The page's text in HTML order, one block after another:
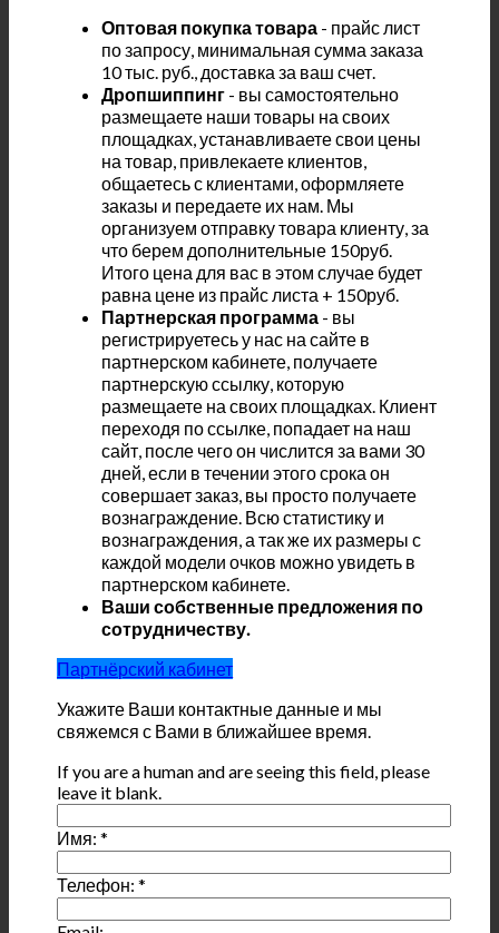
Оптовая покупка товара - прайс лист
по запросу, минимальная сумма заказа
10 тыс. руб., доставка за ваш счет.
Дропшиппинг - вы самостоятельно
размещаете наши товары на своих
площадках, устанавливаете свои цены
на товар, привлекаете клиентов,
общаетесь с клиентами, оформляете
заказы и передаете их нам. Мы
организуем отправку товара клиенту, за
что берем дополнительные 150руб.
Итого цена для вас в этом случае будет
равна цене из прайс листа + 150руб.
Партнерская программа - вы
регистрируетесь у нас на сайте в
партнерском кабинете, получаете
партнерскую ссылку, которую
размещаете на своих площадках. Клиент
переходя по ссылке, попадает на наш
сайт, после чего он числится за вами 30
дней, если в течении этого срока он
совершает заказ, вы просто получаете
вознаграждение. Всю статистику и
вознаграждения, а так же их размеры с
каждой модели очков можно увидеть в
партнерском кабинете.
Ваши собственные предложения по
сотрудничеству.
Партнёрский кабинет
Укажите Ваши контактные данные и мы
свяжемся с Вами в ближайшее время.
If you are a human and are seeing this field, please
leave it blank.
Имя:*
Телефон:*